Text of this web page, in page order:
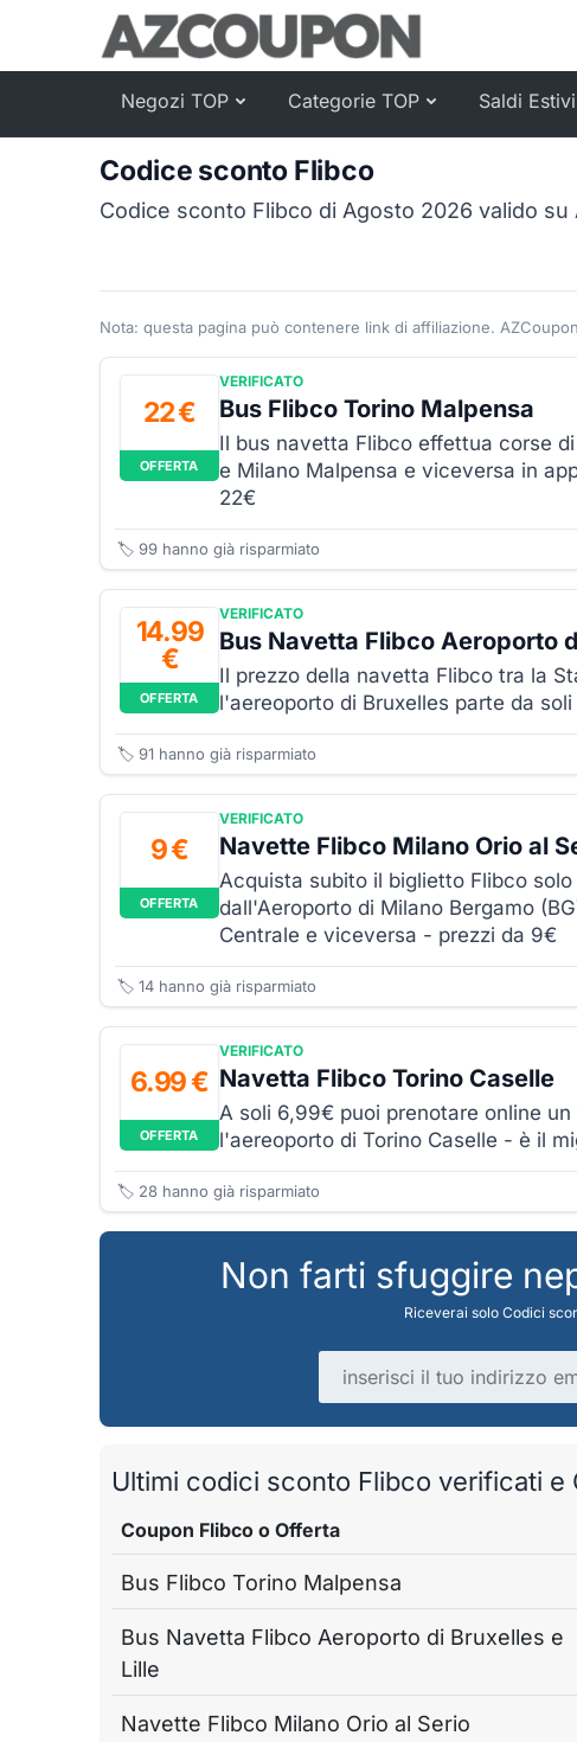
Negozi TOP Categorie TOP Saldi Estivi
Codice sconto Flibco
Codice sconto Flibco di Agosto 2026 valido
Nota: questa pagina può contenere link di affiliazione.
22 €
OFFERTA
VERIFICATO
Bus Flibco Torino Malpensa
Il bus navetta Flibco effettua corse
e Milano Malpensa e viceversa in
22€
🏷️ 99 hanno già risparmiato
14.99
€
OFFERTA
VERIFICATO
Bus Navetta Flibco Aeroporto
Il prezzo della navetta Flibco tra la
l'aereoporto di Bruxelles parte da
🏷️ 91 hanno già risparmiato
9 €
OFFERTA
VERIFICATO
Navette Flibco Milano Orio al
Acquista subito il biglietto Flibco
dall'Aeroporto di Milano Bergamo
Centrale e viceversa - prezzi da 9€
🏷️ 14 hanno già risparmiato
6.99 €
OFFERTA
VERIFICATO
Navetta Flibco Torino Caselle
A soli 6,99€ puoi prenotare online
l'aereoporto di Torino Caselle - è il
🏷️ 28 hanno già risparmiato
Non farti sfuggire
Riceverai solo Codici
Indirizzo email
Ultimi codici sconto Flibco verificati e
Coupon Flibco o Offerta
Bus Flibco Torino Malpensa
Bus Navetta Flibco Aeroporto di Bruxelles e
Lille
Navette Flibco Milano Orio al Serio